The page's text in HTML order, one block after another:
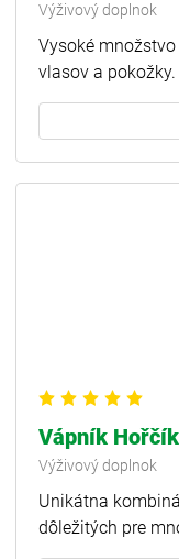
Výživový doplnok
Vysoké
vlasov a pokožky.
Vápník
Výživový doplnok
Unikátna
dôležitých pre